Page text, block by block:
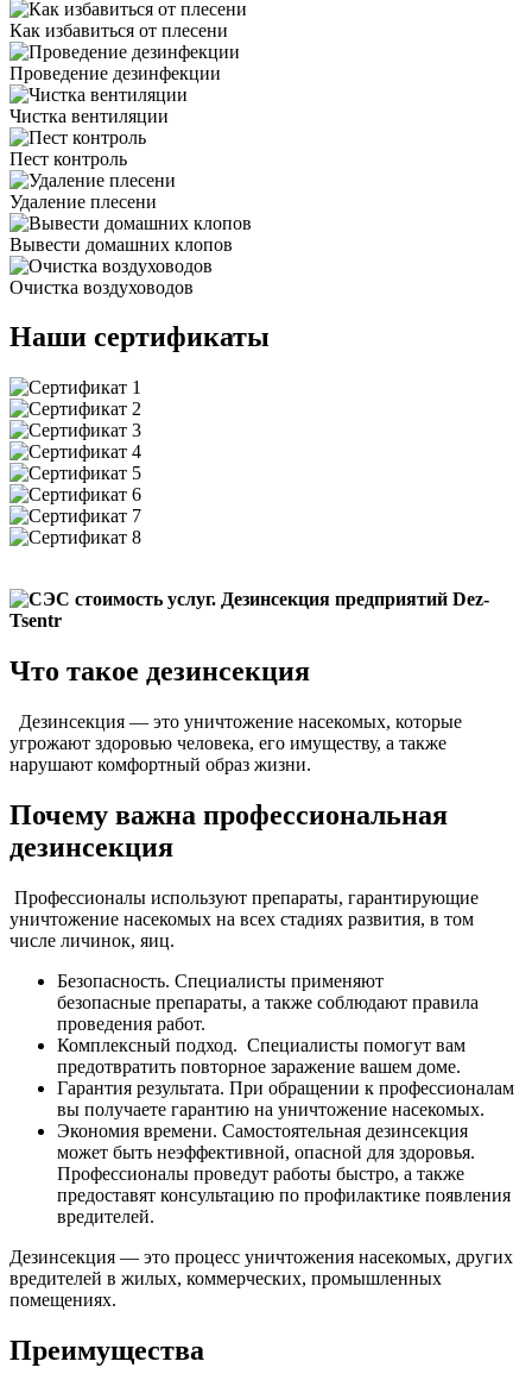
Как избавиться от плесени
Проведение дезинфекции
Чистка вентиляции
Пест контроль
Удаление плесени
Вывести домашних клопов
Очистка воздуховодов
Наши сертификаты
Что такое дезинсекция
Дезинсекция — это уничтожение насекомых, которые
угрожают здоровью человека, его имуществу, а также
нарушают комфортный образ жизни.
Почему важна профессиональная
дезинсекция
Профессионалы используют препараты, гарантирующие
уничтожение насекомых на всех стадиях развития, в том
числе личинок, яиц.
Безопасность. Специалисты применяют
безопасные препараты, а также соблюдают правила
проведения работ.
Комплексный подход. Специалисты помогут вам
предотвратить повторное заражение вашем доме.
Гарантия результата. При обращении к профессионалам
вы получаете гарантию на уничтожение насекомых.
Экономия времени. Самостоятельная дезинсекция
может быть неэффективной, опасной для здоровья.
Профессионалы проведут работы быстро, а также
предоставят консультацию по профилактике появления
вредителей.
Дезинсекция — это процесс уничтожения насекомых, других
вредителей в жилых, коммерческих, промышленных
помещениях.
Преимущества